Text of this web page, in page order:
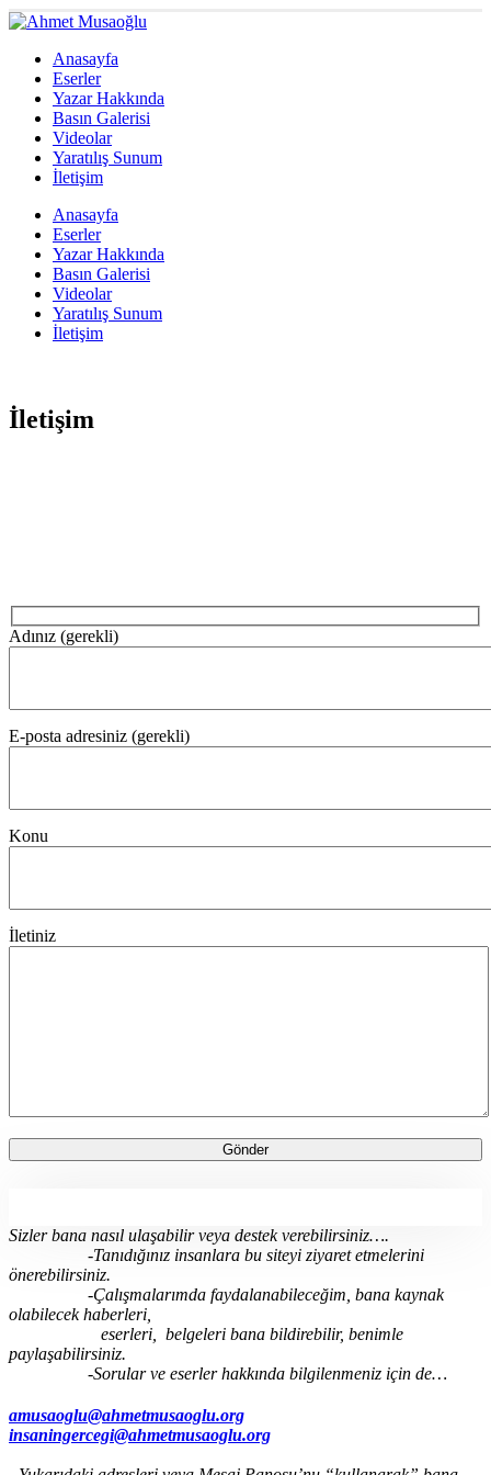
Anasayfa
Eserler
Yazar Hakkında
Basın Galerisi
Videolar
Yaratılış Sunum
İletişim
Anasayfa
Eserler
Yazar Hakkında
Basın Galerisi
Videolar
Yaratılış Sunum
İletişim
İletişim
Adınız (gerekli)
E-posta adresiniz (gerekli)
Konu
İletiniz
Sizler bana nasıl ulaşabilir veya destek verebilirsiniz….
-Tanıdığınız insanlara bu siteyi ziyaret etmelerini
önerebilirsiniz.
-Çalışmalarımda faydalanabileceğim, bana kaynak
olabilecek haberleri,
eserleri, belgeleri bana bildirebilir, benimle
paylaşabilirsiniz.
-Sorular ve eserler hakkında bilgilenmeniz için de…
amusaoglu@ahmetmusaoglu.org
insaningercegi@ahmetmusaoglu.org